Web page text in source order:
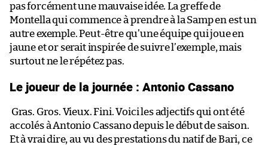
pas forcément une mauvaise idée. La greffe de
Montella qui commence à prendre à la Samp en est un
autre exemple. Peut-être qu’une équipe qui joue en
jaune et or serait inspirée de suivre l’exemple, mais
surtout ne le répétez pas.
Le joueur de la journée : Antonio Cassano
Gras. Gros. Vieux. Fini. Voici les adjectifs qui ont été
accolés à Antonio Cassano depuis le début de saison.
Et à vrai dire, au vu des prestations du natif de Bari, ce